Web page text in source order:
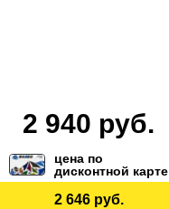
2 940 руб.
цена по
дисконтной карте
2 646 руб.